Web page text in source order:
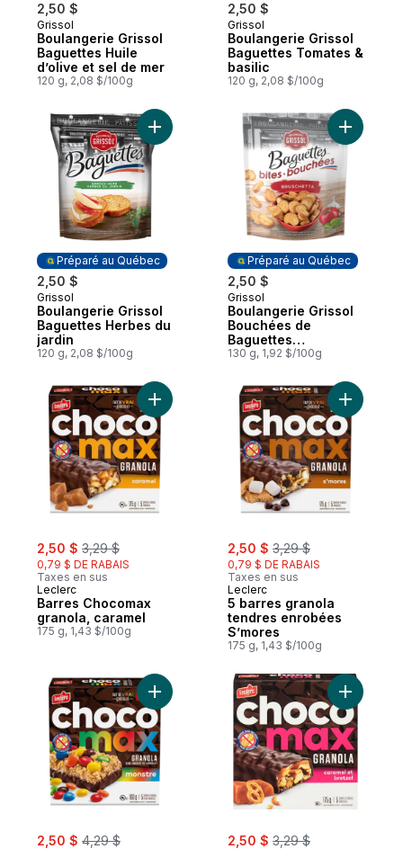
2,50 $
Préparé au Québec
Grissol
Boulangerie Grissol
Baguettes Huile
d’olive et sel de mer
120 g, 2,08 $/100g
2,50 $
Préparé au Québec
Grissol
Boulangerie Grissol
Baguettes Tomates &
basilic
120 g, 2,08 $/100g
Préparé au Québec
2,50 $
Préparé au Québec
Grissol
Boulangerie Grissol
Baguettes Herbes du
jardin
120 g, 2,08 $/100g
Ajouter Boulangerie Grissol Baguettes
Préparé au Québec
2,50 $
Préparé au Québec
Grissol
Boulangerie Grissol
Bouchées de
Baguettes
Bruschetta
130 g, 1,92 $/100g
Ajouter
sale:
2,50 $ , formerly:
3,29 $
0,79 $ DE RABAIS
Taxes en sus
Leclerc
Barres Chocomax
granola, caramel
175 g, 1,43 $/100g
Ajouter Barres Chocomax granola,
sale:
2,50 $ , formerly:
3,29 $
0,79 $ DE RABAIS
Taxes en sus
Leclerc
5 barres granola
tendres enrobées
S’mores
175 g, 1,43 $/100g
Ajouter 5
sale:
2,50 $ , formerly:
4,29 $
Ajouter Barres tendres semi-enrobées
sale:
2,50 $ , formerly:
3,29 $
Ajouter